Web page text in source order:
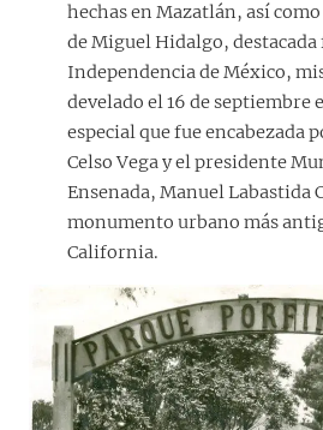
hechas en Mazatlán, así
de Miguel Hidalgo,
Independencia de México,
develado el 16 de septiembre
especial que fue encabezada
Celso Vega y el presidente
Ensenada, Manuel Labastida
monumento urbano más
California.